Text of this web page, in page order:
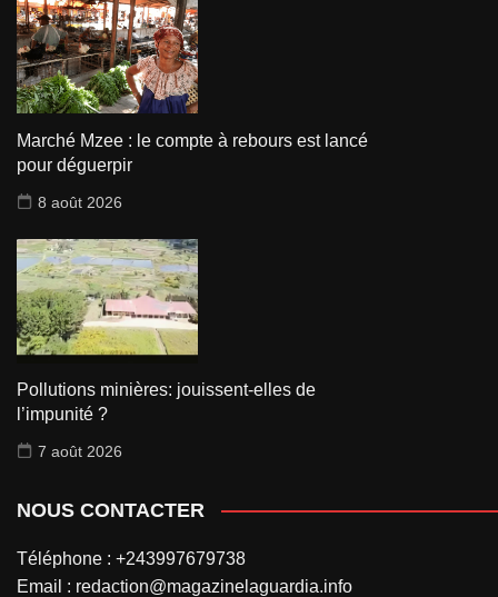
Marché Mzee : le compte à rebours est lancé
pour déguerpir
8 août 2026
Pollutions minières: jouissent-elles de
l’impunité ?
7 août 2026
NOUS CONTACTER
Téléphone : +243997679738
Email : redaction@magazinelaguardia.info